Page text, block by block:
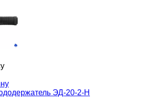
ЭД-20-2-H